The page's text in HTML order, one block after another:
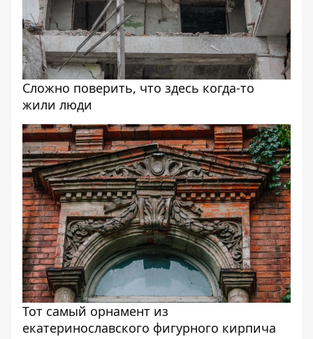
Сложно поверить, что здесь когда-то
жили люди
Тот самый орнамент из
екатеринославского фигурного кирпича